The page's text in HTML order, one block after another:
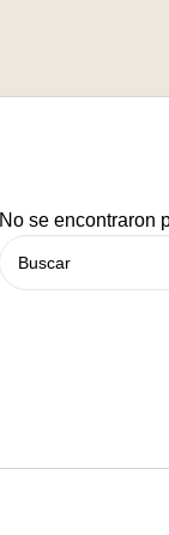
No se encontraron